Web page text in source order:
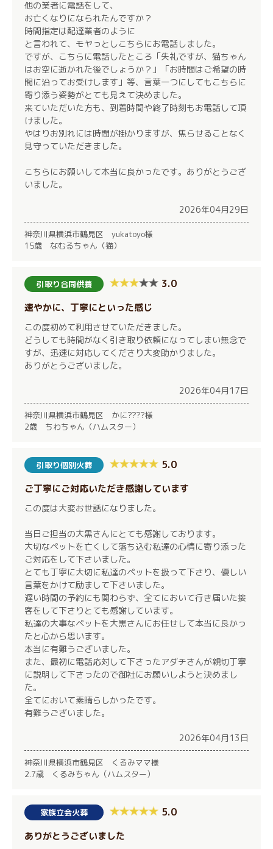
他の業者に電話をして、
お亡くなりになられたんですか？
時間指定は配達業者のように
と言われて、モヤっとしこちらにお電話しました。
ですが、こちらに電話したところ「失礼ですが、猫ちゃん
はお空に逝かれた後でしょうか？」「お時間はご希望の時
間に沿ってお受けします」等、言葉一つにしてもこちらに
寄り添う姿勢がとても見えて決めました。
来ていただいた方も、到着時間や終了時刻もお電話して頂
けました。
やはりお別れには時間が掛かりますが、焦らせることなく
見守っていただきました。
こちらにお願いして本当に良かったです。ありがとうござ
いました。
2026年04月29日
神奈川県横浜市鶴見区 yukatoyo様
15歳 なむるちゃん（猫）
引取り合同供養 3.0
速やかに、丁寧にといった感じ
この度初めて利用させていただきました。
どうしても時間がなく引き取り依頼になってしまい無念で
すが、迅速に対応してくださり大変助かりました。
ありがとうございました。
2026年04月17日
神奈川県横浜市鶴見区 かに????様
2歳 ちわちゃん（ハムスター）
引取り個別火葬 5.0
ご丁寧にご対応いただき感謝しています
この度は大変お世話になりました。
当日ご担当の大黒さんにとても感謝しております。
大切なペットを亡くして落ち込む私達の心情に寄り添った
ご対応をして下さいました。
とても丁寧に大切に私達のペットを扱って下さり、優しい
言葉をかけて励まして下さいました。
遅い時間の予約にも関わらず、全てにおいて行き届いた接
客をして下さりとても感謝しています。
私達の大事なペットを大黒さんにお任せして本当に良かっ
たと心から思います。
本当に有難うございました。
また、最初に電話応対して下さったアダチさんが親切丁寧
に説明して下さったので御社にお願いしようと決めまし
た。
全てにおいて素晴らしかったです。
有難うございました。
2026年04月13日
神奈川県横浜市鶴見区 くるみママ様
2.7歳 くるみちゃん（ハムスター）
家族立会火葬 5.0
ありがとうございました